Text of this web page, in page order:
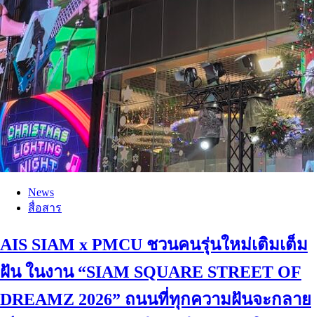
News
สื่อสาร
AIS SIAM x PMCU ชวนคนรุ่นใหม่เติมเต็ม
ฝัน ในงาน “SIAM SQUARE STREET OF
DREAMZ 2026” ถนนที่ทุกความฝันจะกลาย